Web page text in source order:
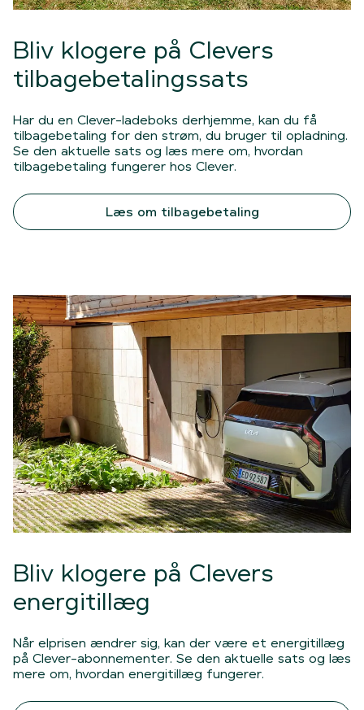
Bliv klogere på Clevers
tilbagebetalingssats
Har du en Clever-ladeboks derhjemme, kan du få
tilbagebetaling for den strøm, du bruger til opladning.
Se den aktuelle sats og læs mere om, hvordan
tilbagebetaling fungerer hos Clever.
Læs om tilbagebetaling
Bliv klogere på Clevers
energitillæg
Når elprisen ændrer sig, kan der være et energitillæg
på Clever-abonnementer. Se den aktuelle sats og læs
mere om, hvordan energitillæg fungerer.